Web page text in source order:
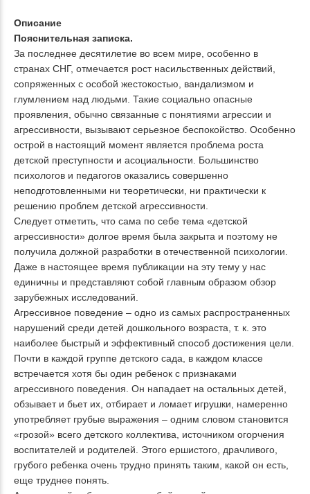
Описание
Пояснительная записка.
За последнее десятилетие во всем мире, особенно в
странах СНГ, отмечается рост насильственных действий,
сопряженных с особой жестокостью, вандализмом и
глумлением над людьми. Такие социально опасные
проявления, обычно связанные с понятиями агрессии и
агрессивности, вызывают серьезное беспокойство. Особенно
острой в настоящий момент является проблема роста
детской преступности и асоциальности. Большинство
психологов и педагогов оказались совершенно
неподготовленными ни теоретически, ни практически к
решению проблем детской агрессивности.
Следует отметить, что сама по себе тема «детской
агрессивности» долгое время была закрыта и поэтому не
получила должной разработки в отечественной психологии.
Даже в настоящее время публикации на эту тему у нас
единичны и представляют собой главным образом обзор
зарубежных исследований.
Агрессивное поведение – одно из самых распространенных
нарушений среди детей дошкольного возраста, т. к. это
наиболее быстрый и эффективный способ достижения цели.
Почти в каждой группе детского сада, в каждом классе
встречается хотя бы один ребенок с признаками
агрессивного поведения. Он нападает на остальных детей,
обзывает и бьет их, отбирает и ломает игрушки, намеренно
употребляет грубые выражения – одним словом становится
«грозой» всего детского коллектива, источником огорчения
воспитателей и родителей. Этого ершистого, драчливого,
грубого ребенка очень трудно принять таким, какой он есть,
еще труднее понять.